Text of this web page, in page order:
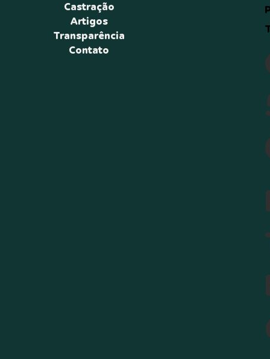
Castração
Artigos
Transparência
Contato